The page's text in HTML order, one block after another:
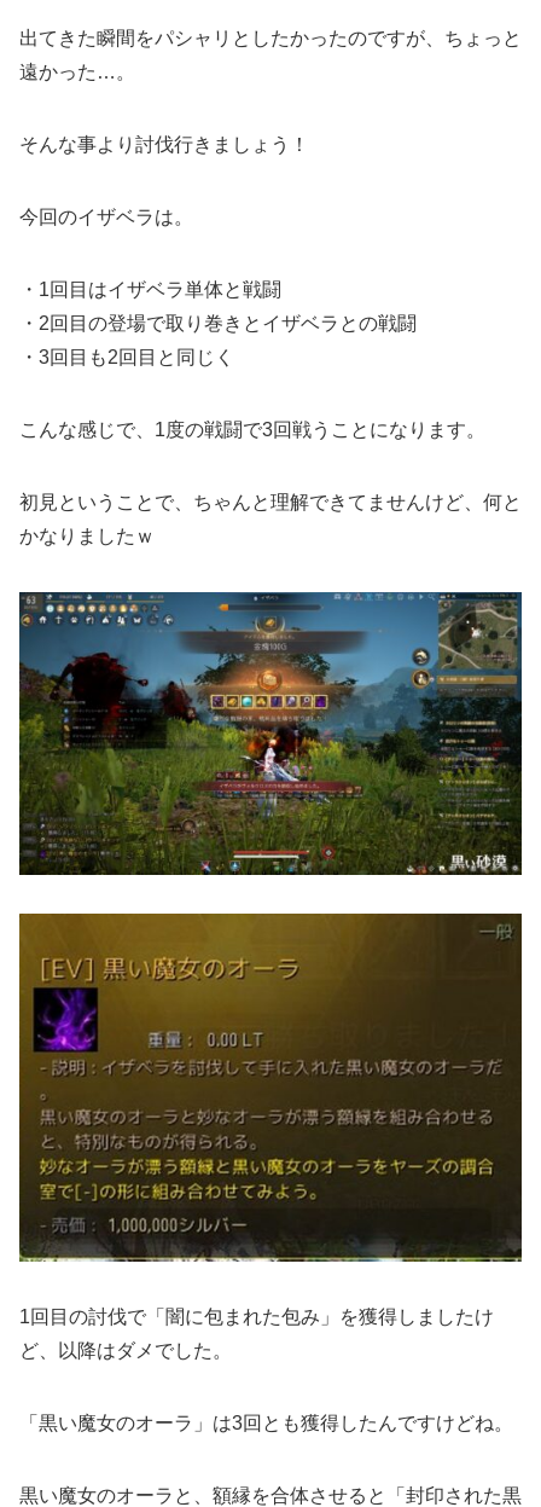
出てきた瞬間をパシャリとしたかったのですが、ちょっと
遠かった…。
そんな事より討伐行きましょう！
今回のイザベラは。
・1回目はイザベラ単体と戦闘
・2回目の登場で取り巻きとイザベラとの戦闘
・3回目も2回目と同じく
こんな感じで、1度の戦闘で3回戦うことになります。
初見ということで、ちゃんと理解できてませんけど、何と
かなりましたｗ
1回目の討伐で「闇に包まれた包み」を獲得しましたけ
ど、以降はダメでした。
「黒い魔女のオーラ」は3回とも獲得したんですけどね。
黒い魔女のオーラと、額縁を合体させると「封印された黒